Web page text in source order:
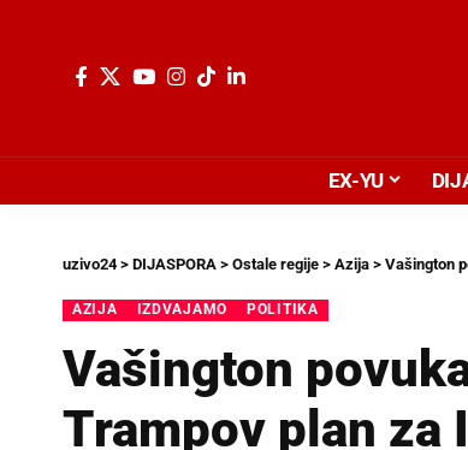
EX-YU
uzivo24> DIJASPORA > Ostale regije > Azija > Vašington
AZIJA IZDVAJAMO POLITIKA
Vašington
Trampov plan za